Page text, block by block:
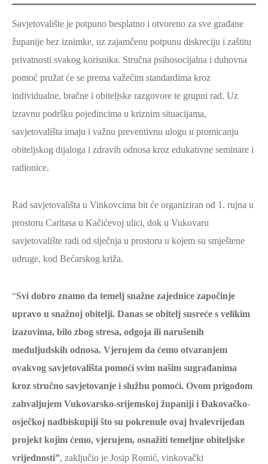
Savjetovalište je potpuno besplatno i otvoreno za sve građane
županije bez iznimke, uz zajamčenu potpunu diskreciju i zaštitu
privatnosti svakog korisnika. Stručna psihosocijalna i duhovna
pomoć pružat će se prema važećim standardima kroz
individualne, bračne i obiteljske razgovore te grupni rad. Uz
izravnu podršku pojedincima u kriznim situacijama,
savjetovališta imaju i važnu preventivnu ulogu u promicanju
obiteljskog dijaloga i zdravih odnosa kroz edukativne seminare i
radionice.
Rad savjetovališta u Vinkovcima bit će organiziran od 1. rujna u
prostoru Caritasa u Kačićevoj ulici, dok u Vukovaru
savjetovalište radi od siječnja u prostoru u kojem su smještene
udruge, kod Bećarskog križa.
“Svi dobro znamo da temelj snažne zajednice započinje
upravo u snažnoj obitelji. Danas se obitelj susreće s velikim
izazovima, bilo zbog stresa, odgoja ili narušenih
međuljudskih odnosa. Vjerujem da ćemo otvaranjem
ovakvog savjetovališta pomoći svim našim sugrađanima
kroz stručno savjetovanje i službu pomoći. Ovom prigodom
zahvaljujem Vukovarsko-srijemskoj županiji i Đakovačko-
osječkoj nadbiskupiji što su pokrenule ovaj hvalevrijedan
projekt kojim ćemo, vjerujem, osnažiti temeljne obiteljske
vrijednosti”, zaključio je Josip Romić, vinkovački